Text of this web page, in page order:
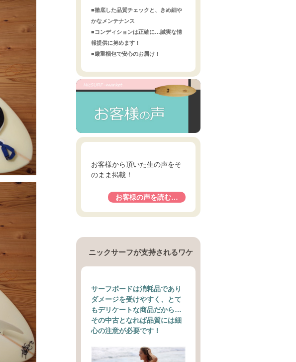
■徹底した品質チェックと、きめ細や
かなメンテナンス
■コンディションは正確に…誠実な情
報提供に努めます！
■厳重梱包で安心のお届け！
お客様から頂いた生の声をそ
のまま掲載！
お客様の声を読む…
ニックサーフが支持されるワケ
サーフボードは消耗品であり
ダメージを受けやすく、とて
もデリケートな商品だから…
その中古となれば品質には細
心の注意が必要です！